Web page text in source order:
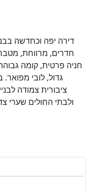
חדרים, מרווחת,
גדול, לובי